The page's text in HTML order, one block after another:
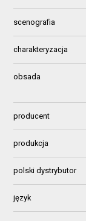
scenografia
charakteryzacja
obsada
producent
produkcja
polski dystrybutor
język